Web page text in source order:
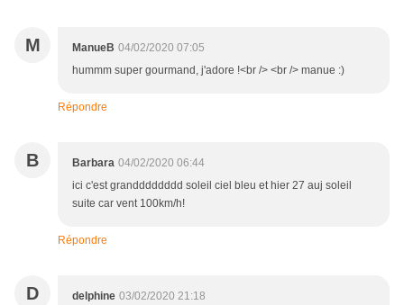
M ManueB 04/02/2020 07:05
hummm super gourmand, j'adore !<br /> <br /> manue :)
Répondre
B Barbara 04/02/2020 06:44
ici c'est grandddddddd soleil ciel bleu et hier 27 auj soleil
suite car vent 100km/h!
Répondre
D delphine 03/02/2020 21:18